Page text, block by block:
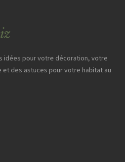
idées pour votre décoration, votre
des astuces pour votre habitat au